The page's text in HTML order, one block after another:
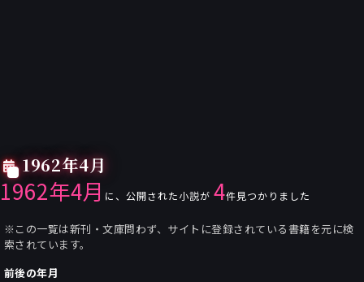
1962年4月
1962年4月 に、公開された小説が 4件見つかりました
※この一覧は新刊・文庫問わず、サイトに登録されている書籍を元に検
索されています。
前後の年月